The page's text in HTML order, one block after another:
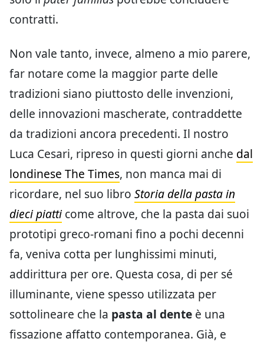
contratti.
Non vale tanto, invece, almeno a mio parere,
far notare come la maggior parte delle
tradizioni siano piuttosto delle invenzioni,
delle innovazioni mascherate, contraddette
da tradizioni ancora precedenti. Il nostro
Luca Cesari, ripreso in questi giorni anche dal
londinese The Times, non manca mai di
ricordare, nel suo libro Storia della pasta in
dieci piatti come altrove, che la pasta dai suoi
prototipi greco-romani fino a pochi decenni
fa, veniva cotta per lunghissimi minuti,
addirittura per ore. Questa cosa, di per sé
illuminante, viene spesso utilizzata per
sottolineare che la pasta al dente è una
fissazione affatto contemporanea. Già, e